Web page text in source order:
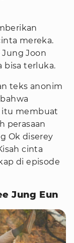
mereka.
Joon
bisa terluka.
teks anonim
itu membuat
perasaan
Ok diserey
cinta
di episode
Jung Eun